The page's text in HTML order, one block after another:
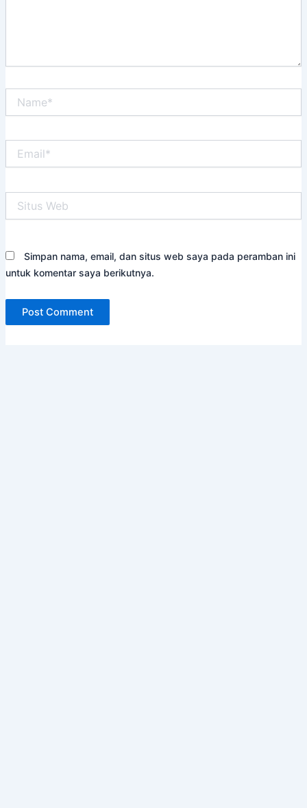
Web
Simpan nama, email, dan situs web saya pada peramban ini
untuk komentar saya berikutnya.